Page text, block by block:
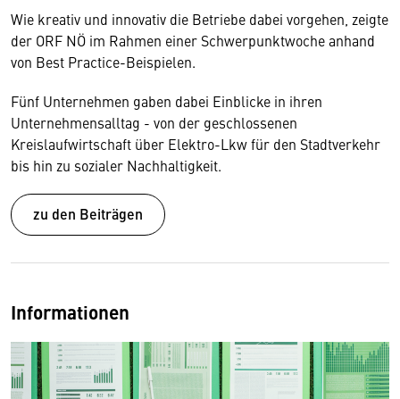
Wie kreativ und innovativ die Betriebe dabei vorgehen, zeigte
der ORF NÖ im Rahmen einer Schwerpunktwoche anhand
von Best Practice-Beispielen.
Fünf Unternehmen gaben dabei Einblicke in ihren
Unternehmensalltag - von der geschlossenen
Kreislaufwirtschaft über Elektro-Lkw für den Stadtverkehr
bis hin zu sozialer Nachhaltigkeit.
zu den Beiträgen
Informationen